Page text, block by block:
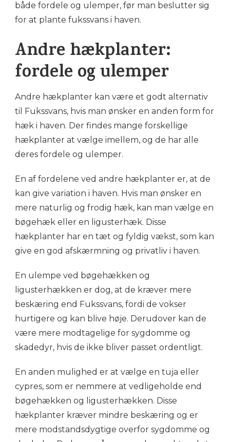
både fordele og ulemper, før man beslutter sig
for at plante fukssvans i haven.
Andre hækplanter:
fordele og ulemper
Andre hækplanter kan være et godt alternativ
til Fukssvans, hvis man ønsker en anden form for
hæk i haven. Der findes mange forskellige
hækplanter at vælge imellem, og de har alle
deres fordele og ulemper.
En af fordelene ved andre hækplanter er, at de
kan give variation i haven. Hvis man ønsker en
mere naturlig og frodig hæk, kan man vælge en
bøgehæk eller en ligusterhæk. Disse
hækplanter har en tæt og fyldig vækst, som kan
give en god afskærmning og privatliv i haven.
En ulempe ved bøgehækken og
ligusterhækken er dog, at de kræver mere
beskæring end Fukssvans, fordi de vokser
hurtigere og kan blive høje. Derudover kan de
være mere modtagelige for sygdomme og
skadedyr, hvis de ikke bliver passet ordentligt.
En anden mulighed er at vælge en tuja eller
cypres, som er nemmere at vedligeholde end
bøgehækken og ligusterhækken. Disse
hækplanter kræver mindre beskæring og er
mere modstandsdygtige overfor sygdomme og